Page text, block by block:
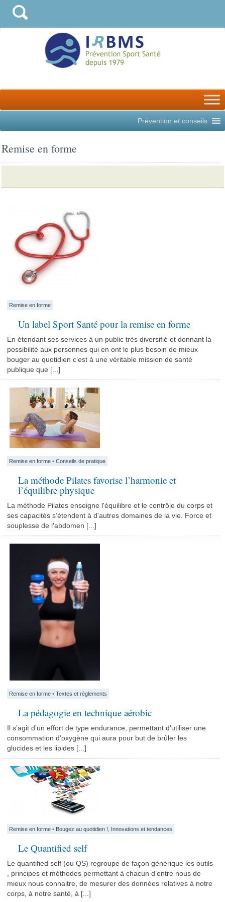
Prévention et conseils
Remise en forme
Remise en forme
Un label Sport Santé pour la remise en forme
En étendant ses services à un public très diversifié et donnant la
possibilité aux personnes qui en ont le plus besoin de mieux
bouger au quotidien c’est à une véritable mission de santé
publique que [...]
Remise en forme •Conseils de pratique
La méthode Pilates favorise l’harmonie et
l’équilibre physique
La méthode Pilates enseigne l'équilibre et le contrôle du corps et
ses capacités s’étendent à d'autres domaines de la vie. Force et
souplesse de l'abdomen [...]
Remise en forme •Textes et règlements
La pédagogie en technique aérobic
Il s’agit d’un effort de type endurance, permettant d’utiliser une
consommation d’oxygène qui aura pour but de brûler les
glucides et les lipides [...]
Remise en forme • Bougez au quotidien ! Innovations et tendances
Le Quantified self
Le quantified self (ou QS) regroupe de façon générique les outils
, principes et méthodes permettant à chacun d’entre nous de
mieux nous connaitre, de mesurer des données relatives à notre
corps, à notre santé, à [...]